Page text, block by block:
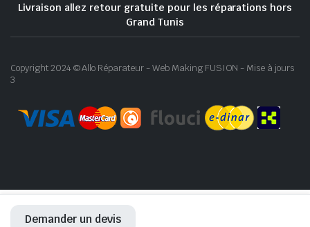
Demander un devis
Livraison allez retour gratuite pour les réparations hors
Grand Tunis
Copyright 2024 © Allo Réparateur - Web Making FUSION - Mise à jours
3